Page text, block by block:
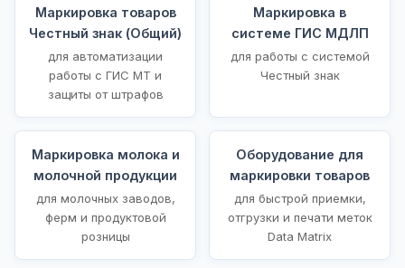
Маркировка товаров
Честный знак (Общий)
для автоматизации
работы с ГИС МТ и
защиты от штрафов
Маркировка в
системе ГИС МДЛП
для работы с системой
Честный знак
Маркировка молока и
молочной продукции
для молочных заводов,
ферм и продуктовой
розницы
Оборудование для
маркировки товаров
для быстрой приемки,
отгрузки и печати меток
Data Matrix